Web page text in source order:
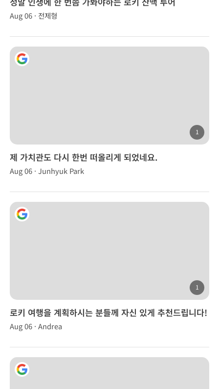
Aug 06 · 전제형
1
제 가치관도 다시 한번 떠올리게 되었네요.
Aug 06 · Junhyuk Park
1
로키 여행을 계획하시는 분들께 자신 있게 추천드립니다!
Aug 06 · Andrea